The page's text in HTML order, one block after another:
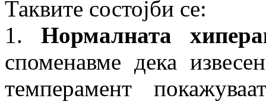
Таквите состојби се:
1.Нормалната
споменавме дека
темперамент